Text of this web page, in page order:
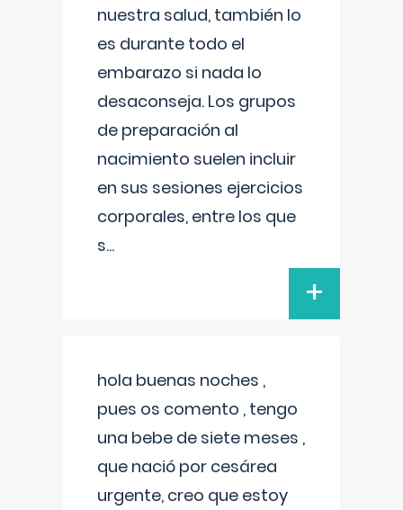
nuestra salud, también lo
es durante todo el
embarazo si nada lo
desaconseja. Los grupos
de preparación al
nacimiento suelen incluir
en sus sesiones ejercicios
corporales, entre los que
s...
+
hola buenas noches ,
pues os comento , tengo
una bebe de siete meses ,
que nació por cesárea
urgente, creo que estoy